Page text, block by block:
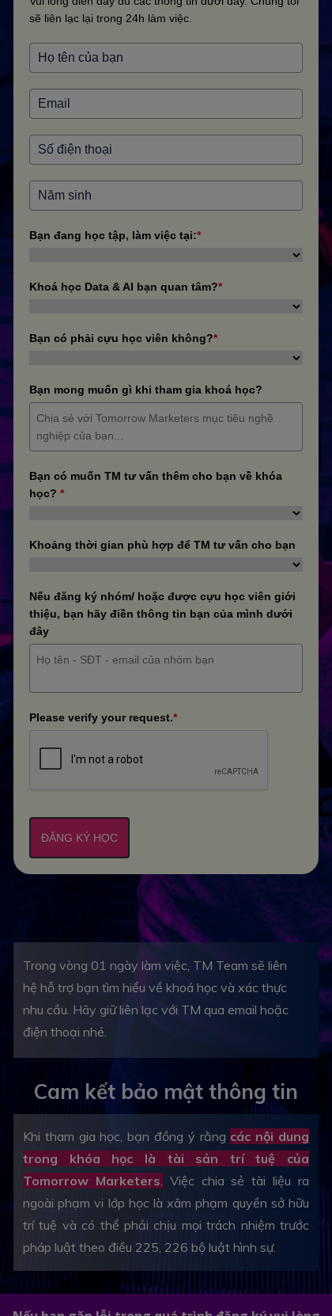
sẽ liên lạc lại trong 24h làm việc.
Bạn đang học tập, làm việc tại:*
Khoá học Data & AI bạn quan tâm?*
Bạn có phải cựu học viên không?*
Bạn mong muốn gì khi tham gia khoá học?
Bạn có muốn TM tư vấn thêm cho bạn về khóa
học? *
Khoảng thời gian phù hợp để TM tư vấn cho bạn
Nếu đăng ký nhóm/ hoặc được cựu học viên giới
thiệu, bạn hãy điền thông tin bạn của mình dưới
đây
Please verify your request.*
ĐĂNG KÝ HỌC
Trong vòng 01 ngày làm việc, TM Team sẽ liên
hệ hỗ trợ bạn tìm hiểu về khoá học và xác thực
nhu cầu. Hãy giữ liên lạc với TM qua email hoặc
điện thoại nhé.
Khi tham gia học, bạn đồng ý rằng các nội dung
trong khóa học là tài sản trí tuệ của
Tomorrow Marketers. Việc chia sẻ tài liệu ra
ngoài phạm vi lớp học là xâm phạm quyền sở hữu
trí tuệ và có thể phải chịu mọi trách nhiệm trước
pháp luật theo điều 225, 226 bộ luật hình sự.
Cam kết bảo mật thông tin